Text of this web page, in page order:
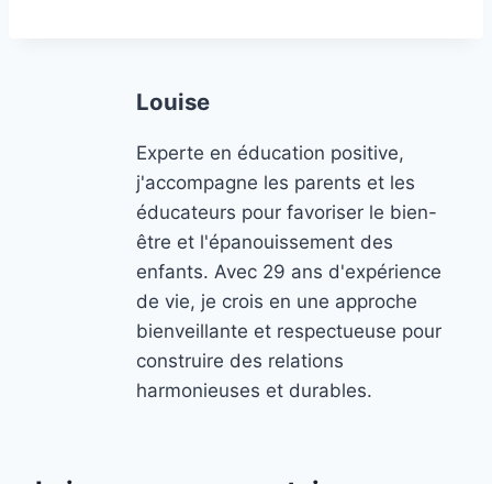
Louise
Experte en éducation positive,
j'accompagne les parents et les
éducateurs pour favoriser le bien-
être et l'épanouissement des
enfants. Avec 29 ans d'expérience
de vie, je crois en une approche
bienveillante et respectueuse pour
construire des relations
harmonieuses et durables.